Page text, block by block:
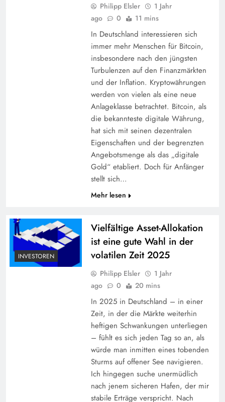
Philipp Elsler
1 Jahr
ago
0 11 mins
In Deutschland interessieren sich
immer mehr Menschen für Bitcoin,
insbesondere nach den jüngsten
Turbulenzen auf den Finanzmärkten
und der Inflation. Kryptowährungen
werden von vielen als eine neue
Anlageklasse betrachtet. Bitcoin, als
die bekannteste digitale Währung,
hat sich mit seinen dezentralen
Eigenschaften und der begrenzten
Angebotsmenge als das „digitale
Gold“ etabliert. Doch für Anfänger
stellt sich…
Mehr lesen
INVESTOREN
Vielfältige Asset-Allokation
ist eine gute Wahl in der
volatilen Zeit 2025
Philipp Elsler
1 Jahr
ago
0 20 mins
In 2025 in Deutschland – in einer
Zeit, in der die Märkte weiterhin
heftigen Schwankungen unterliegen
– fühlt es sich jeden Tag so an, als
würde man inmitten eines tobenden
Sturms auf offener See navigieren.
Ich hingegen suche unermüdlich
nach jenem sicheren Hafen, der mir
stabile Erträge verspricht. Nach